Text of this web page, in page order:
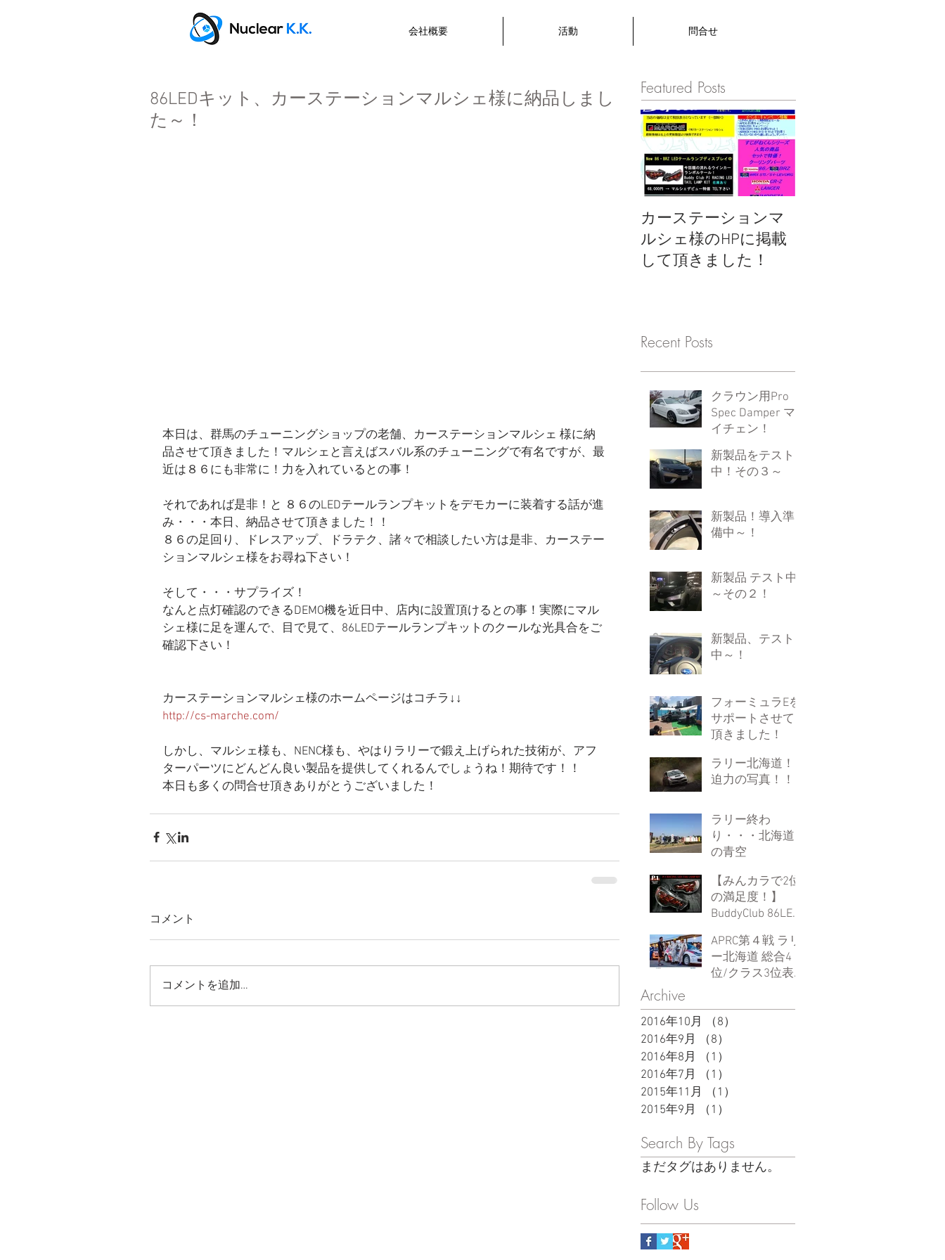
会社概要 活動 問合せ
86LEDキット、カーステーションマルシェ様に納品しまし
た～！
本日は、群馬のチューニングショップの老舗、カーステーションマルシェ 様に納
品させて頂きました！マルシェと言えばスバル系のチューニングで有名ですが、最
近は８６にも非常に！力を入れているとの事！
それであれば是非！と ８６のLEDテールランプキットをデモカーに装着する話が進
み・・・本日、納品させて頂きました！！
８６の足回り、ドレスアップ、ドラテク、諸々で相談したい方は是非、カーステー
ションマルシェ様をお尋ね下さい！
そして・・・サプライズ！
なんと点灯確認のできるDEMO機を近日中、店内に設置頂けるとの事！実際にマル
シェ様に足を運んで、目で見て、86LEDテールランプキットのクールな光具合をご
確認下さい！
カーステーションマルシェ様のホームページはコチラ↓↓
http://cs-marche.com/
しかし、マルシェ様も、NENC様も、やはりラリーで鍛え上げられた技術が、アフ
ターパーツにどんどん良い製品を提供してくれるんでしょうね！期待です！！
本日も多くの問合せ頂きありがとうございました！
コメント
コメントを追加…
Featured Posts
カーステーションマ
ルシェ様のHPに掲載
して頂きました！
Recent Posts
クラウン用Pro
Spec Damper マ
イチェン！
新製品をテスト
中！その３～
新製品！導入準
備中～！
新製品 テスト中
～その２！
新製品、テスト
中～！
フォーミュラEを
サポートさせて
頂きました！
ラリー北海道！
迫力の写真！！
ラリー終わ
り・・・北海道
の青空
【みんカラで2位
の満足度！】
BuddyClub 86LED
ット
APRC第４戦 ラリ
ー北海道 総合4
位/クラス3位表
Archive
2016年10月 （8）
2016年9月
（8）
2016年8月
（1）
2016年7月
（1）
2015年11月
（1）
2015年9月
（1）
Search By Tags
まだタグはありません。
Follow Us